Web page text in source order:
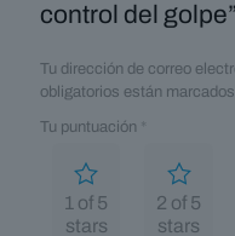
control del golpe”
Tu dirección de correo
obligatorios están
Tu puntuación *
1 of 5
stars
2 of 5
stars